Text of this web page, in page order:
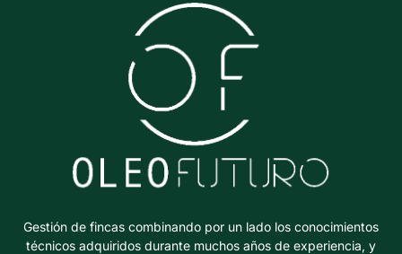
Gestión de fincas combinando por un lado los conocimientos
técnicos adquiridos durante muchos años de experiencia, y